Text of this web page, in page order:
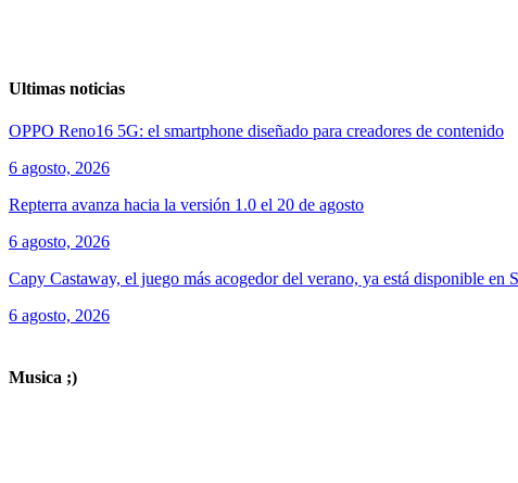
Ultimas noticias
OPPO Reno16 5G: el smartphone diseñado para creadores de contenido
6 agosto, 2026
Repterra avanza hacia la versión 1.0 el 20 de agosto
6 agosto, 2026
Capy Castaway, el juego más acogedor del verano, ya está disponible en
6 agosto, 2026
Musica ;)